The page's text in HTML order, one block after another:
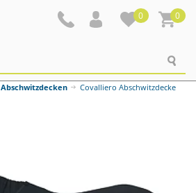
0 0
Abschwitzdecken
Covalliero Abschwitzdecke